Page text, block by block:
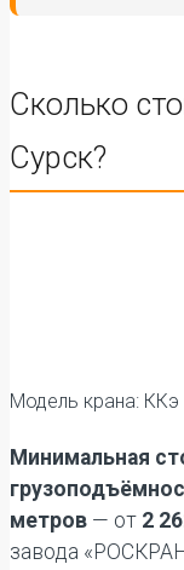
Сколько
Сурск?
Модель крана: ККэ
Минимальная
метров — от 2
завода